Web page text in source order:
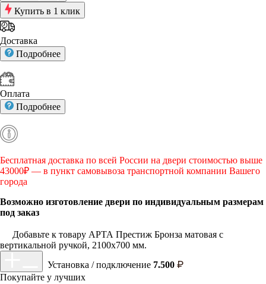
Купить в 1 клик
Доставка
Подробнее
Оплата
Подробнее
Бесплатная доставка по всей России на двери стоимостью выше
43000₽ — в пункт самовывоза транспортной компании Вашего
города
Возможно изготовление двери по индивидуальным размерам
под заказ
Добавьте к товару АРТА Престиж Бронза матовая с
вертикальной ручкой, 2100х700 мм.
Установка / подключение 7.500
Покупайте у лучших